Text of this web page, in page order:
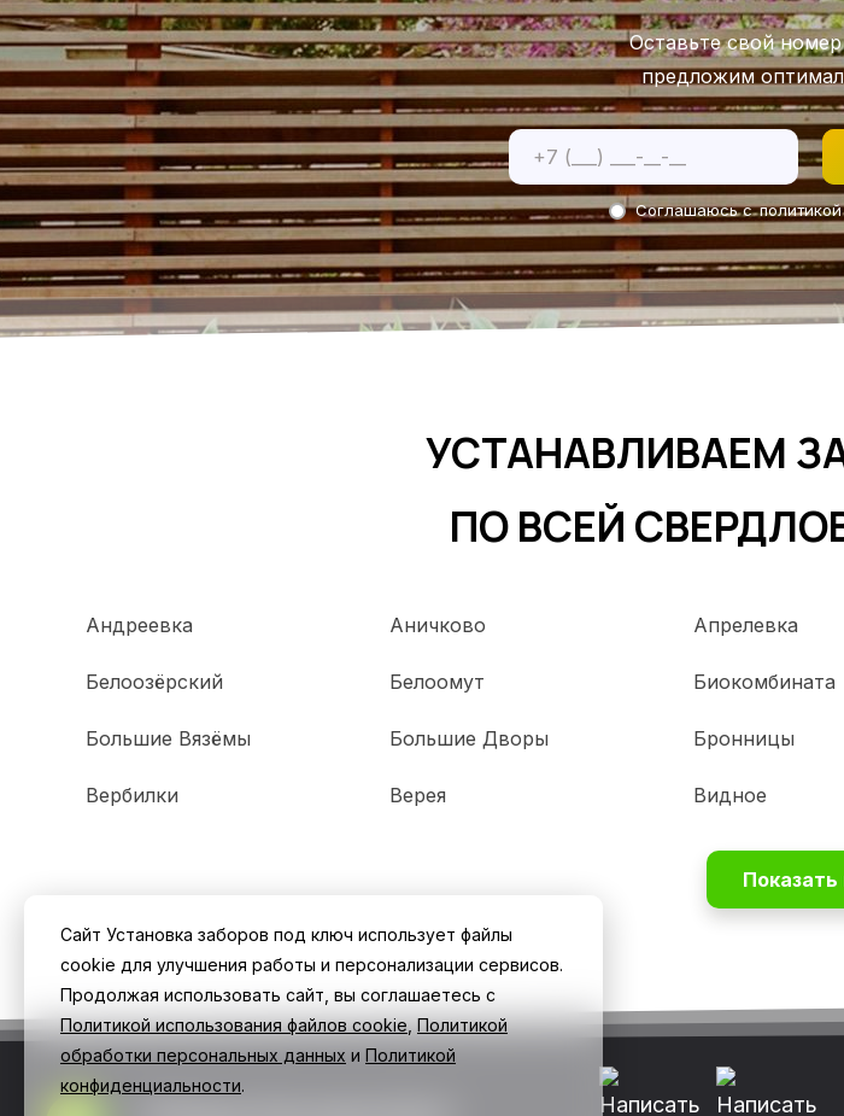
Оставьте свой
предложим
Соглашаюсь с
УСТАНАВЛИВАЕМ
ПО ВСЕЙ
Андреевка Аничково Апрелевка
Белоозёрский Белоомут Биокомбината
Большие Вязёмы Большие Дворы Бронницы
Вербилки Верея Видное
Показать
Сайт Установка заборов под ключ использует файлы
cookie для улучшения работы и персонализации сервисов.
Продолжая использовать сайт, вы соглашаетесь с
Политикой использования файлов cookie,Политикой
обработки персональных данных и Политикой
конфиденциальности.